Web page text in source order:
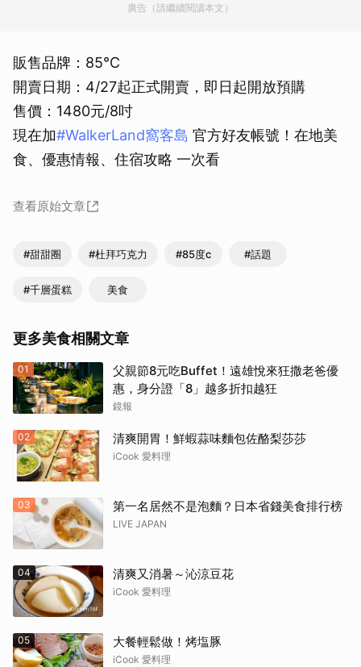
廣告（請繼續閱讀本文）
販售品牌：85°C
開賣日期：4/27起正式開賣，即日起開放預購
售價：1480元/8吋
現在加#WalkerLand窩客島 官⽅好友帳號！在地美
食、優惠情報、住宿攻略 一次看
查看原始文章
#甜甜圈 #杜拜巧克力 #85度c #話題
#千層蛋糕 美食
更多美食相關文章
01
父親節8元吃Buffet！遠雄悅來狂撒老爸優
惠，身分證「8」越多折扣越狂
鏡報
02 清爽開胃！鮮蝦蒜味麵包佐酪梨莎莎
iCook 愛料理
03 第一名居然不是泡麵？日本省錢美食排行榜
LIVE JAPAN
04 清爽又消暑～沁涼豆花
iCook 愛料理
05 大餐輕鬆做！烤塩豚
iCook 愛料理